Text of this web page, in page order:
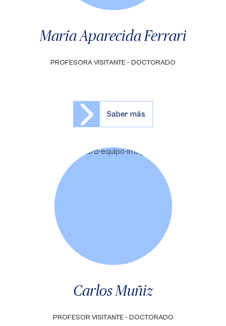
María Aparecida Ferrari
PROFESORA VISITANTE - DOCTORADO
Saber más
Carlos Muñiz
PROFESOR VISITANTE - DOCTORADO